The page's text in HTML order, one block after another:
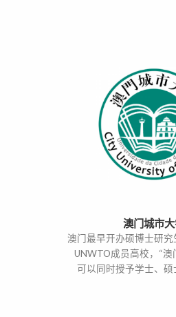
澳门城市
澳门最早开办硕博士研究
UNWTO成员高校，“澳
可以同时授予学士、硕